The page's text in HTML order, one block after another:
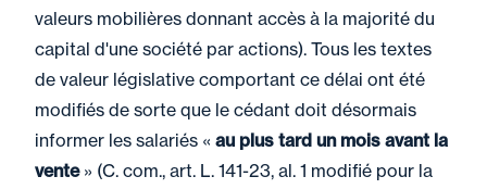
valeurs mobilières donnant accès à la majorité du
capital d'une société par actions). Tous les textes
de valeur législative comportant ce délai ont été
modifiés de sorte que le cédant doit désormais
informer les salariés « au plus tard un mois avant la
vente» (C. com., art. L. 141-23, al. 1 modifié pour la